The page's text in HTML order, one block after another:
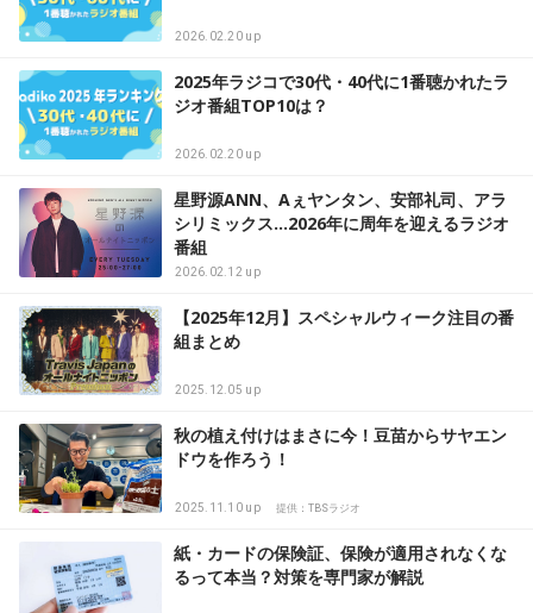
2026.02.20 up
2025年ラジコで30代・40代に1番聴かれたラ
ジオ番組TOP10は？
2026.02.20 up
星野源ANN、Aぇヤンタン、安部礼司、アラ
シリミックス…2026年に周年を迎えるラジオ
番組
2026.02.12 up
【2025年12月】スペシャルウィーク注目の番
組まとめ
2025.12.05 up
秋の植え付けはまさに今！豆苗からサヤエン
ドウを作ろう！
2025.11.10 up 提供：TBSラジオ
紙・カードの保険証、保険が適用されなくな
るって本当？対策を専門家が解説